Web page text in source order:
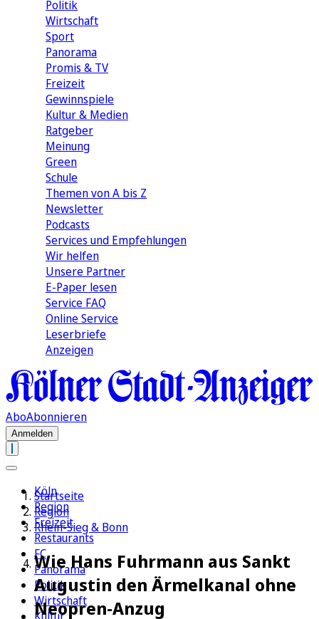
Politik
Wirtschaft
Sport
Panorama
Promis & TV
Freizeit
Gewinnspiele
Kultur & Medien
Ratgeber
Meinung
Green
Schule
Themen von A bis Z
Newsletter
Podcasts
Services und Empfehlungen
Wir helfen
Unsere Partner
E-Paper lesen
Service FAQ
Online Service
Leserbriefe
Anzeigen
AboAbonnieren
Anmelden
Köln
Region
Freizeit
Restaurants
FC
Panorama
Politik
Wirtschaft
Startseite
Region
Rhein-Sieg & Bonn
Wie Hans Fuhrmann aus Sankt
Augustin den Ärmelkanal ohne
Neopren-Anzug